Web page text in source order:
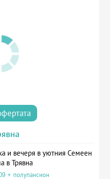
и вечеря в уютния Семеен
в Трявна
+ полупансион